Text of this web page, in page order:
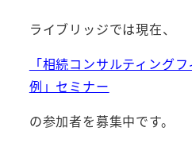
ライブリッジでは現在、
「相続コンサルティング
例」セミナー
の参加者を募集中です。